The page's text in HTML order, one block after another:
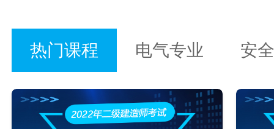
热门课程 电气专业 安